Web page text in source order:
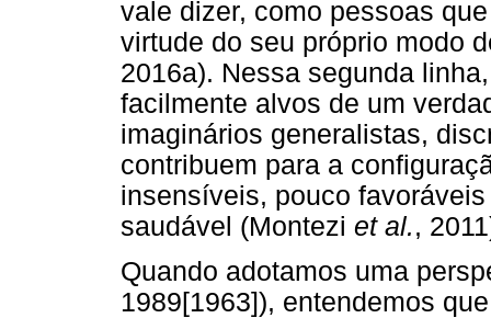
vale dizer, como pessoas
virtude do seu próprio modo
2016a). Nessa segunda
facilmente alvos de um
imaginários generalistas,
contribuem para a
insensíveis, pouco
saudável (Montezi et al.,
Quando adotamos uma
1989[1963]), entendemos